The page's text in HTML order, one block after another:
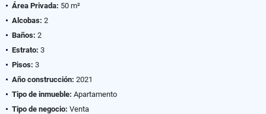
Área Privada: 50 m²
Alcobas: 2
Baños: 2
Estrato: 3
Pisos: 3
Año construcción: 2021
Tipo de inmueble: Apartamento
Tipo de negocio: Venta